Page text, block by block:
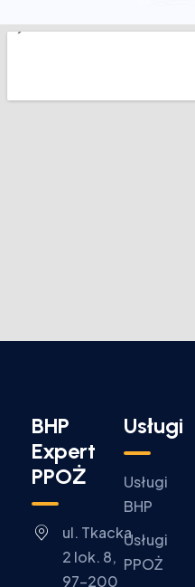
BHP
Expert
PPOŻ
ul. Tkacka
2 lok. 8,
97-200
Usługi
Usługi
BHP
Usługi
PPOŻ